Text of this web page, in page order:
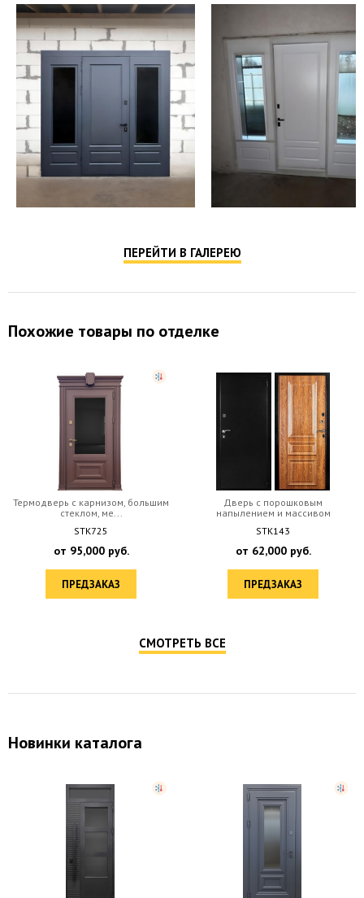
Противосъемные
устройства
противосъёмные блокираторы
Верхний замок
Гардиан 30.01 сувальдный (доп. опция -
Kale, Cisa, Mottura и др.)
Нижний замок
Гардиан 32.11 цилиндровый (доп. опция -
Kale, Cisa, Mottura и др.)
Отделка снаружи порошковое напыление
Верхний замок Гардиан
Нижний замок Гардиан
ПЕРЕЙТИ В ГАЛЕРЕЮ
Похожие товары по отделке
Термодверь с карнизом, большим
стеклом, ме...
STK725
от 95,000руб.
ПРЕДЗАКАЗ
Дверь с порошковым
напылением и массивом
STK143
от 62,000руб.
ПРЕДЗАКАЗ
СМОТРЕТЬ ВСЕ
Новинки каталога